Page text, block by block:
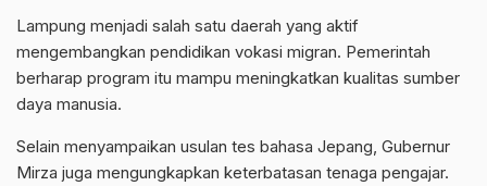
Lampung menjadi salah satu daerah yang aktif
mengembangkan pendidikan vokasi migran. Pemerintah
berharap program itu mampu meningkatkan kualitas sumber
daya manusia.
Selain menyampaikan usulan tes bahasa Jepang, Gubernur
Mirza juga mengungkapkan keterbatasan tenaga pengajar.